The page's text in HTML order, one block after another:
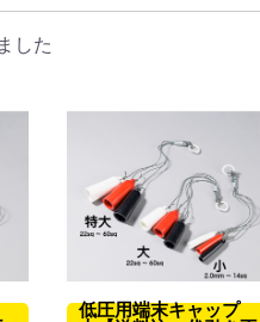
した
低圧用端末キャップ